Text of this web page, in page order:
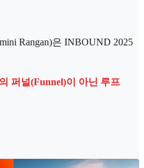
Rangan)은 INBOUND 2025
퍼널(Funnel)이 아닌 루프